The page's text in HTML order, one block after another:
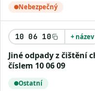
Nebezpečný
10 06 10 + název
Jiné odpady z čištění chladicí vody neuvedené pod
číslem 10 06 09
Ostatní